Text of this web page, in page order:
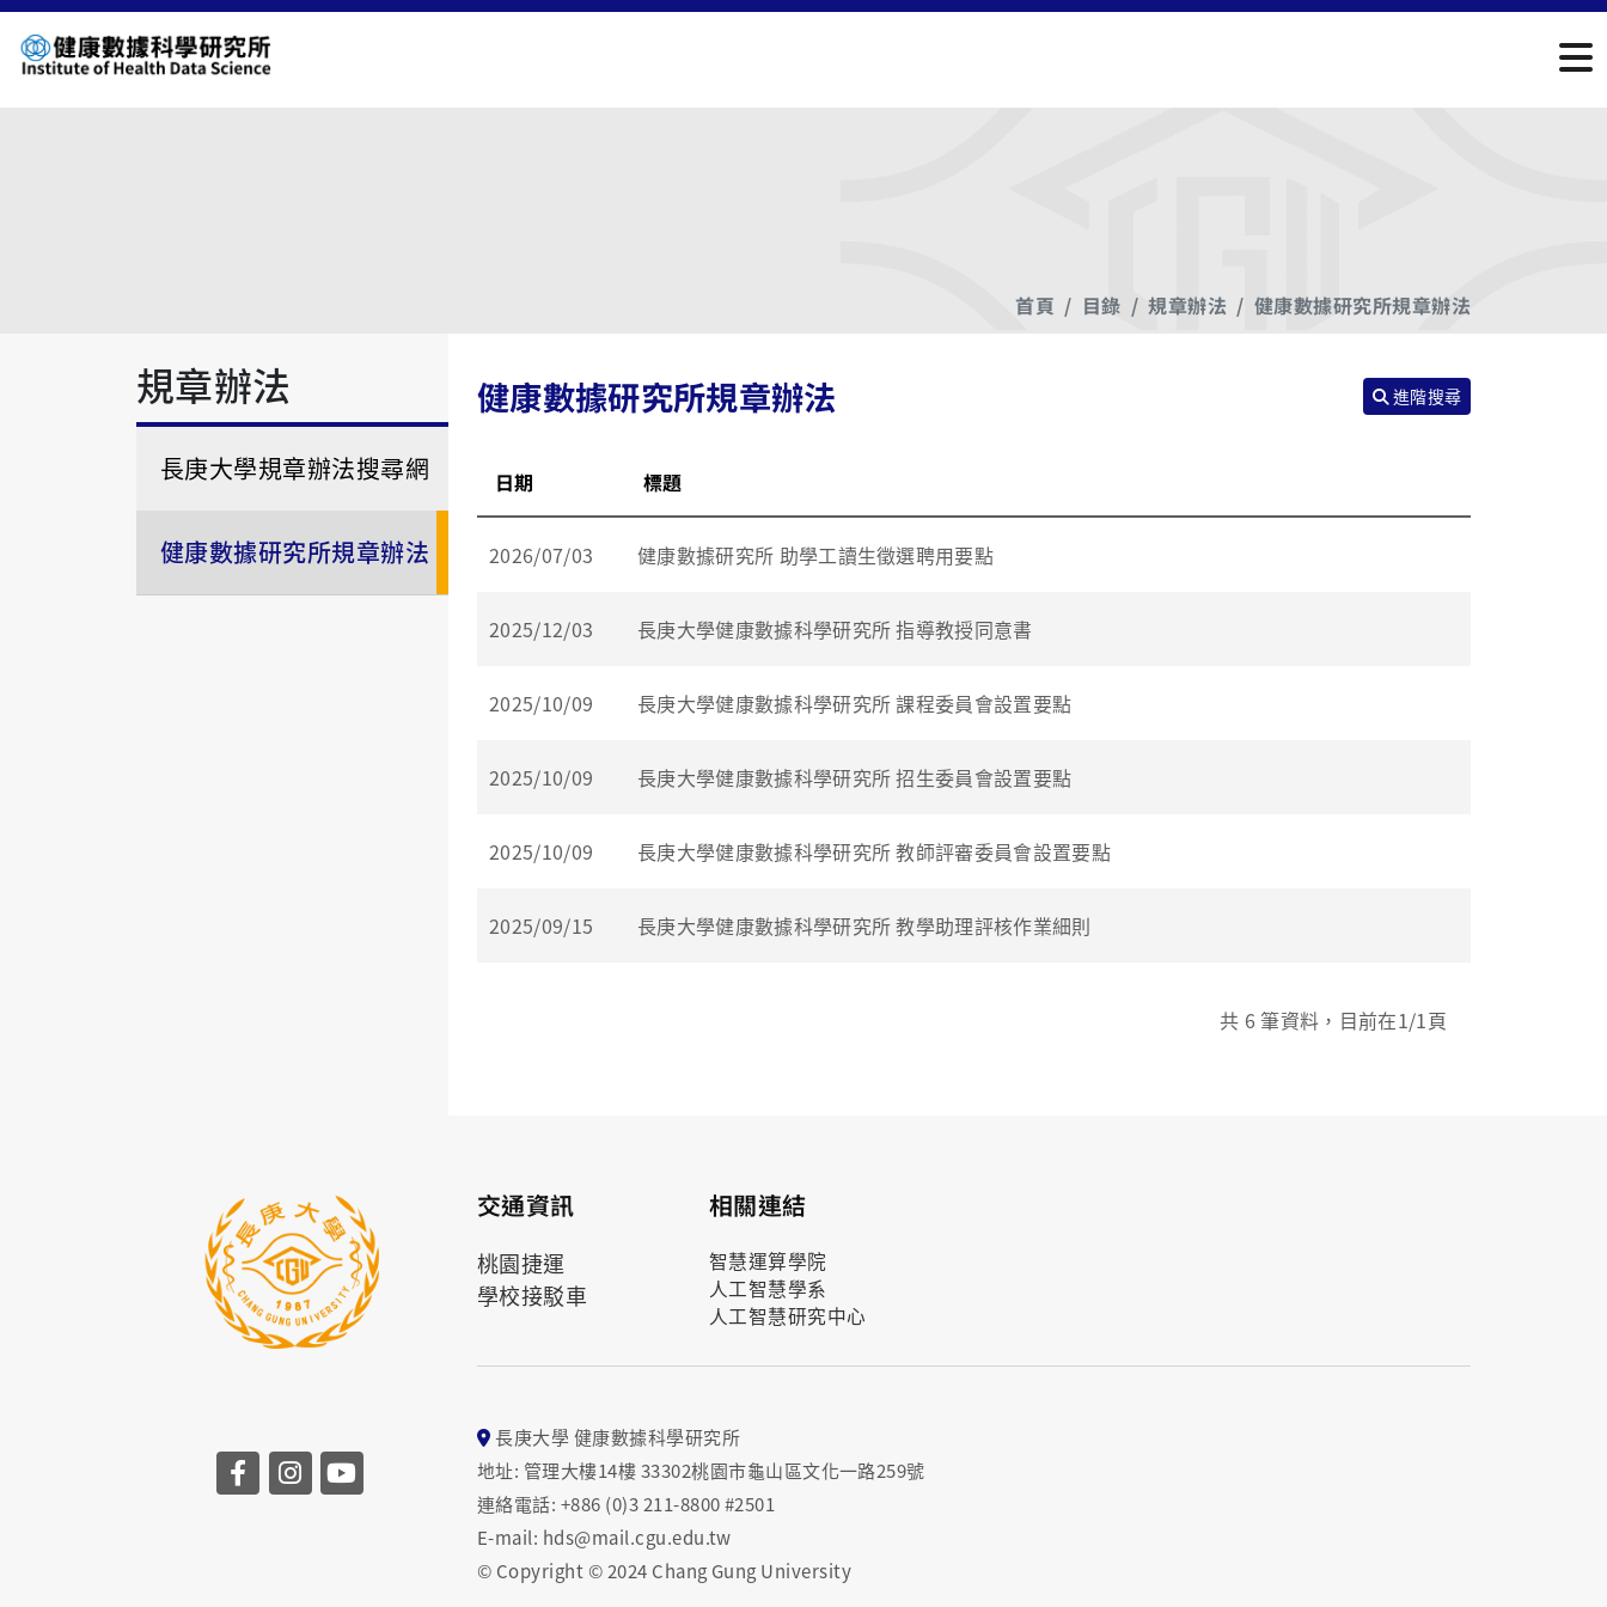
首頁 目錄 規章辦法 健康數據研究所規章辦法
規章辦法
長庚大學規章辦法搜尋網
健康數據研究所規章辦法
健康數據研究所規章辦法 進階搜尋
日期 標題
2026/07/03 健康數據研究所 助學工讀生徵選聘用要點
2025/12/03 長庚大學健康數據科學研究所 指導教授同意書
2025/10/09 長庚大學健康數據科學研究所 課程委員會設置要點
2025/10/09 長庚大學健康數據科學研究所 招生委員會設置要點
2025/10/09 長庚大學健康數據科學研究所 教師評審委員會設置要點
2025/09/15 長庚大學健康數據科學研究所 教學助理評核作業細則
共 6 筆資料，目前在1/1頁
交通資訊
桃園捷運
學校接駁車
相關連結
智慧運算學院
人工智慧學系
人工智慧研究中心
長庚大學 健康數據科學研究所
地址: 管理大樓14樓 33302桃園市龜山區文化一路259號
連絡電話: +886 (0)3 211-8800 #2501
E-mail: hds@mail.cgu.edu.tw
© Copyright © 2024 Chang Gung University